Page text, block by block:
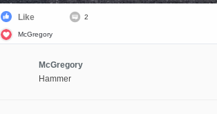
Like
McGregory
2
McGregory
Hammer